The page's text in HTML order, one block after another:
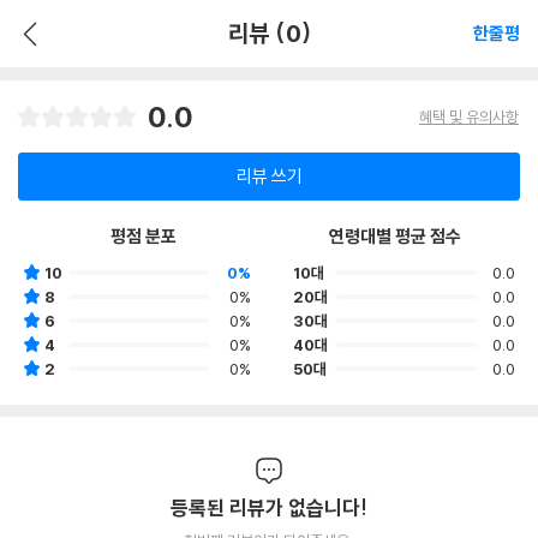
리뷰 (0) 한줄평
0.0 혜택 및 유의사항
리뷰 쓰기
평점 분포
10
0%
8
0%
6
0%
4
0%
2
0%
연령대별 평균 점수
10대
0.0
20대
0.0
30대
0.0
40대
0.0
50대
0.0
등록된 리뷰가 없습니다!